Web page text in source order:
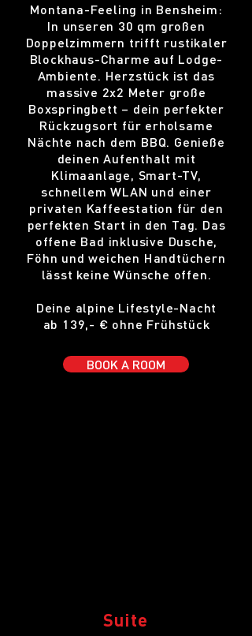
Montana-Feeling in Bensheim:
In unseren 30 qm großen
Doppelzimmern trifft rustikaler
Blockhaus-Charme auf Lodge-
Ambiente. Herzstück ist das
massive 2x2 Meter große
Boxspringbett – dein perfekter
Rückzugsort für erholsame
Nächte nach dem BBQ. Genieße
deinen Aufenthalt mit
Klimaanlage, Smart-TV,
schnellem WLAN und einer
privaten Kaffeestation für den
perfekten Start in den Tag. Das
offene Bad inklusive Dusche,
Föhn und weichen Handtüchern
lässt keine Wünsche offen.
Deine alpine Lifestyle-Nacht
ab 139,- € ohne Frühstück
BOOK A ROOM
Suite